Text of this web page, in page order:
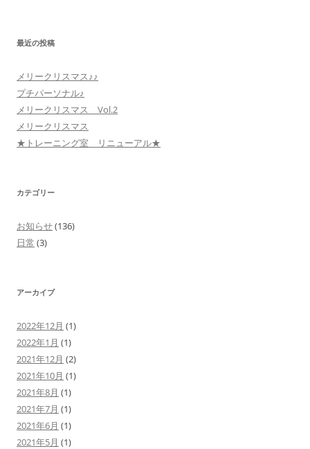
最近の投稿
メリークリスマス♪♪
プチパーソナル♪
メリークリスマス Vol.2
メリークリスマス
★トレーニング室 リニューアル★
カテゴリー
お知らせ(136)
日常 (3)
アーカイブ
2022年12月 (1)
2022年1月 (1)
2021年12月 (2)
2021年10月 (1)
2021年8月 (1)
2021年7月 (1)
2021年6月 (1)
2021年5月 (1)